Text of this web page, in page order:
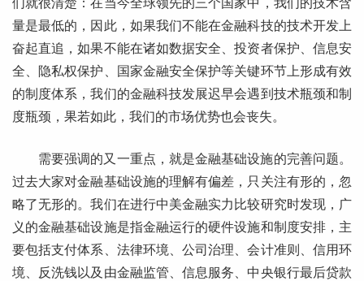
们就很清楚：在当今全球领先的三个国家中，我们的技术含
量是最低的，因此，如果我们不能在金融科技的技术开发上
奋起直追，如果不能在诸如数据安全、投资者保护、信息安
全、隐私权保护、国家金融安全保护等关键环节上形成有效
的制度体系，我们的金融科技发展迟早会遇到技术瓶颈和制
度瓶颈，果若如此，我们的市场优势也会丧失。
需要强调的又一重点，就是金融基础设施的完善问题。
过去大家对金融基础设施的理解有偏差，只关注有形的，忽
略了无形的。我们在进行中美金融实力比较研究时发现，广
义的金融基础设施是指金融运行的硬件设施和制度安排，主
要包括支付体系、法律环境、公司治理、会计准则、信用环
境、反洗钱以及由金融监管、信息服务、中央银行最后贷款